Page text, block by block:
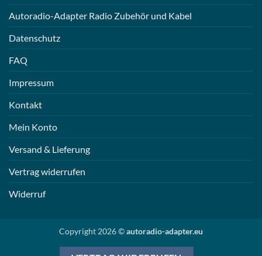
Autoradio-Adapter Radio Zubehör und Kabel
Datenschutz
FAQ
Impressum
Kontakt
Mein Konto
Versand & Lieferung
Vertrag widerrufen
Widerruf
Copyright 2026 ©autoradio-adapter.eu